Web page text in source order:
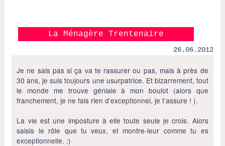
La Ménagère Trentenaire
26.06.2012
Je ne sais pas si ça va te rassurer ou pas, mais à près de
30 ans, je suis toujours une usurpatrice. Et bizarrement, tout
le monde me trouve géniale à mon boulot (alors que
franchement, je ne fais rien d’exceptionnel, je t’assure ! ).
La vie est une imposture à elle toute seule je crois. Alors
saisis le rôle que tu veux, et montre-leur comme tu es
exceptionnelle. :)